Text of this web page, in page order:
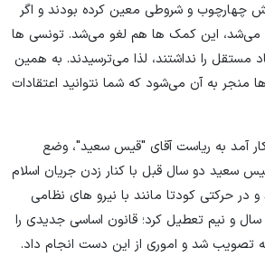
چهارچوب و شروطی معین کرده بودند و اگر
این کمک ها هم لغو می‌شد. تونسی ها
مستقل را نداشتند، لذا می‌ترسیدند. به همین
منجر به آن می‌شود که شما نتوانید اعتقادات
آمد به ریاست آقای "قیس سعید"، وضع
سعید دو سال قبل با کنار زدن جریان اسلام
در حرکتی کودتا مانند با نیرو های نظامی
و نیم تعطیل کرد؛ قانون اساسی جدیدی را
تصویب شد و اموری از این دست انجام داد.